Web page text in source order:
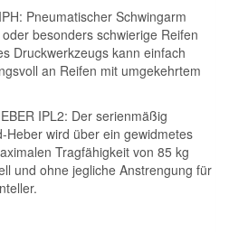
Pneumatischer Schwingarm
besonders schwierige Reifen
Druckwerkzeugs kann einfach
an Reifen mit umgekehrtem
IPL2: Der serienmäßig
Heber wird über ein gewidmetes
Tragfähigkeit von 85 kg
und ohne jegliche Anstrengung für